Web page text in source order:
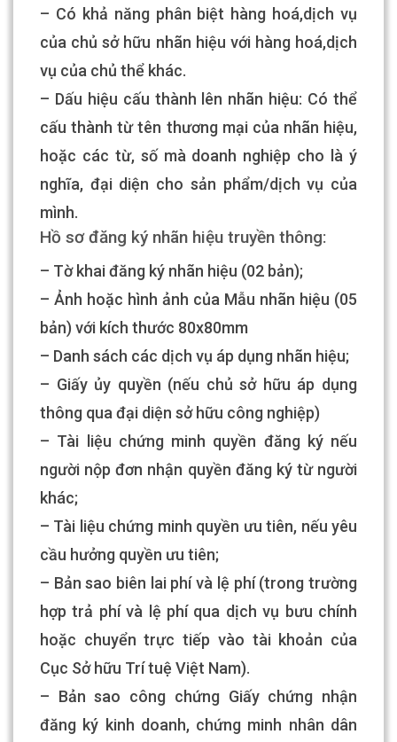
– Có khả năng phân biệt hàng hoá,dịch vụ
của chủ sở hữu nhãn hiệu với hàng hoá,dịch
vụ của chủ thể khác.
– Dấu hiệu cấu thành lên nhãn hiệu: Có thể
cấu thành từ tên thương mại của nhãn hiệu,
hoặc các từ, số mà doanh nghiệp cho là ý
nghĩa, đại diện cho sản phẩm/dịch vụ của
mình.
Hồ sơ đăng ký nhãn hiệu truyền thông:
– Tờ khai đăng ký nhãn hiệu (02 bản);
– Ảnh hoặc hình ảnh của Mẫu nhãn hiệu (05
bản) với kích thước 80x80mm
– Danh sách các dịch vụ áp dụng nhãn hiệu;
– Giấy ủy quyền (nếu chủ sở hữu áp dụng
thông qua đại diện sở hữu công nghiệp)
– Tài liệu chứng minh quyền đăng ký nếu
người nộp đơn nhận quyền đăng ký từ người
khác;
– Tài liệu chứng minh quyền ưu tiên, nếu yêu
cầu hưởng quyền ưu tiên;
– Bản sao biên lai phí và lệ phí (trong trường
hợp trả phí và lệ phí qua dịch vụ bưu chính
hoặc chuyển trực tiếp vào tài khoản của
Cục Sở hữu Trí tuệ Việt Nam).
– Bản sao công chứng Giấy chứng nhận
đăng ký kinh doanh, chứng minh nhân dân